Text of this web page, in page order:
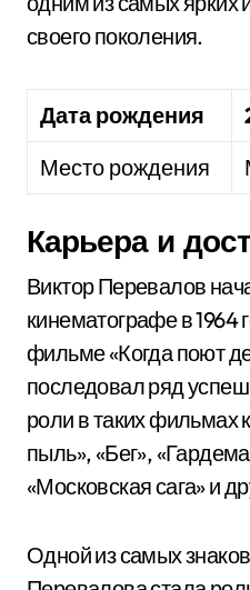
своего поколения.
Дата рождения
Место рождения
Карьера и
Виктор Перевалов
кинематографе в 1964
фильме «Когда поют
последовал ряд
роли в таких фильмах
пыль», «Бег»,
«Московская сага» и
Одной из самых